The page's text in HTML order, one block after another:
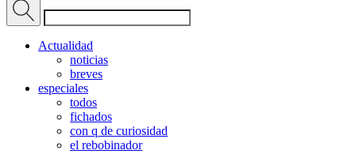
Actualidad
noticias
breves
especiales
todos
fichados
con q de curiosidad
el rebobinador